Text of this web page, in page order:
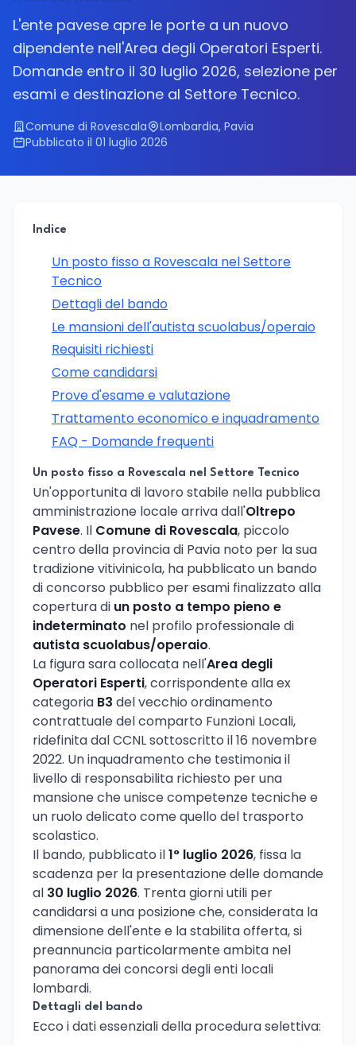
L'ente pavese apre le porte a un nuovo
dipendente nell'Area degli Operatori Esperti.
Domande entro il 30 luglio 2026, selezione per
esami e destinazione al Settore Tecnico.
Comune di Rovescala
Lombardia, Pavia
Pubblicato il 01 luglio 2026
Indice
Un posto fisso a Rovescala nel Settore
Tecnico
Dettagli del bando
Le mansioni dell'autista scuolabus/operaio
Requisiti richiesti
Come candidarsi
Prove d'esame e valutazione
Trattamento economico e inquadramento
FAQ - Domande frequenti
Un posto fisso a Rovescala nel Settore Tecnico
Un'opportunita di lavoro stabile nella pubblica
amministrazione locale arriva dall'Oltrepo
Pavese. Il Comune di Rovescala, piccolo
centro della provincia di Pavia noto per la sua
tradizione vitivinicola, ha pubblicato un bando
di concorso pubblico per esami finalizzato alla
copertura di un posto a tempo pieno e
indeterminato nel profilo professionale di
autista scuolabus/operaio.
La figura sara collocata nell'Area degli
Operatori Esperti, corrispondente alla ex
categoria B3 del vecchio ordinamento
contrattuale del comparto Funzioni Locali,
ridefinita dal CCNL sottoscritto il 16 novembre
2022. Un inquadramento che testimonia il
livello di responsabilita richiesto per una
mansione che unisce competenze tecniche e
un ruolo delicato come quello del trasporto
scolastico.
Il bando, pubblicato il1° luglio 2026, fissa la
scadenza per la presentazione delle domande
al 30 luglio 2026. Trenta giorni utili per
candidarsi a una posizione che, considerata la
dimensione dell'ente e la stabilita offerta, si
preannuncia particolarmente ambita nel
panorama dei concorsi degli enti locali
lombardi.
Dettagli del bando
Ecco i dati essenziali della procedura selettiva: